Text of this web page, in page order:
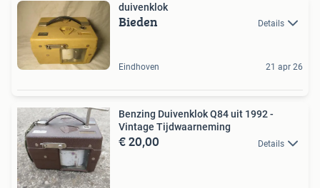
duivenklok
Bieden Details
Eindhoven 21 apr 26
Benzing Duivenklok Q84 uit 1992 -
Vintage Tijdwaarneming
€ 20,00 Details